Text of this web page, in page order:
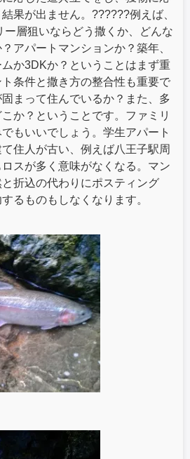
果が出ません。??????例えば、
層狙いならどう撒くか、どんな
アパートマンションか？築年、
か3DKか？ということはまず重
条件と撒き方の整合性も重要で
まって住んでいるか？また、多
か？ということです。ファミリ
もいいでしょう。学生アパート
住人が古い、例えば八王子駅周
スが多く意味がなくなる。マン
折込の代わりにポスティング
るものもしなくなります。